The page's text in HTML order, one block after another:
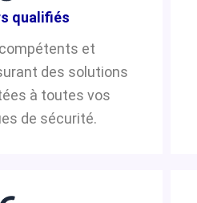
qualifiés
et
des solutions
à toutes vos
de sécurité.